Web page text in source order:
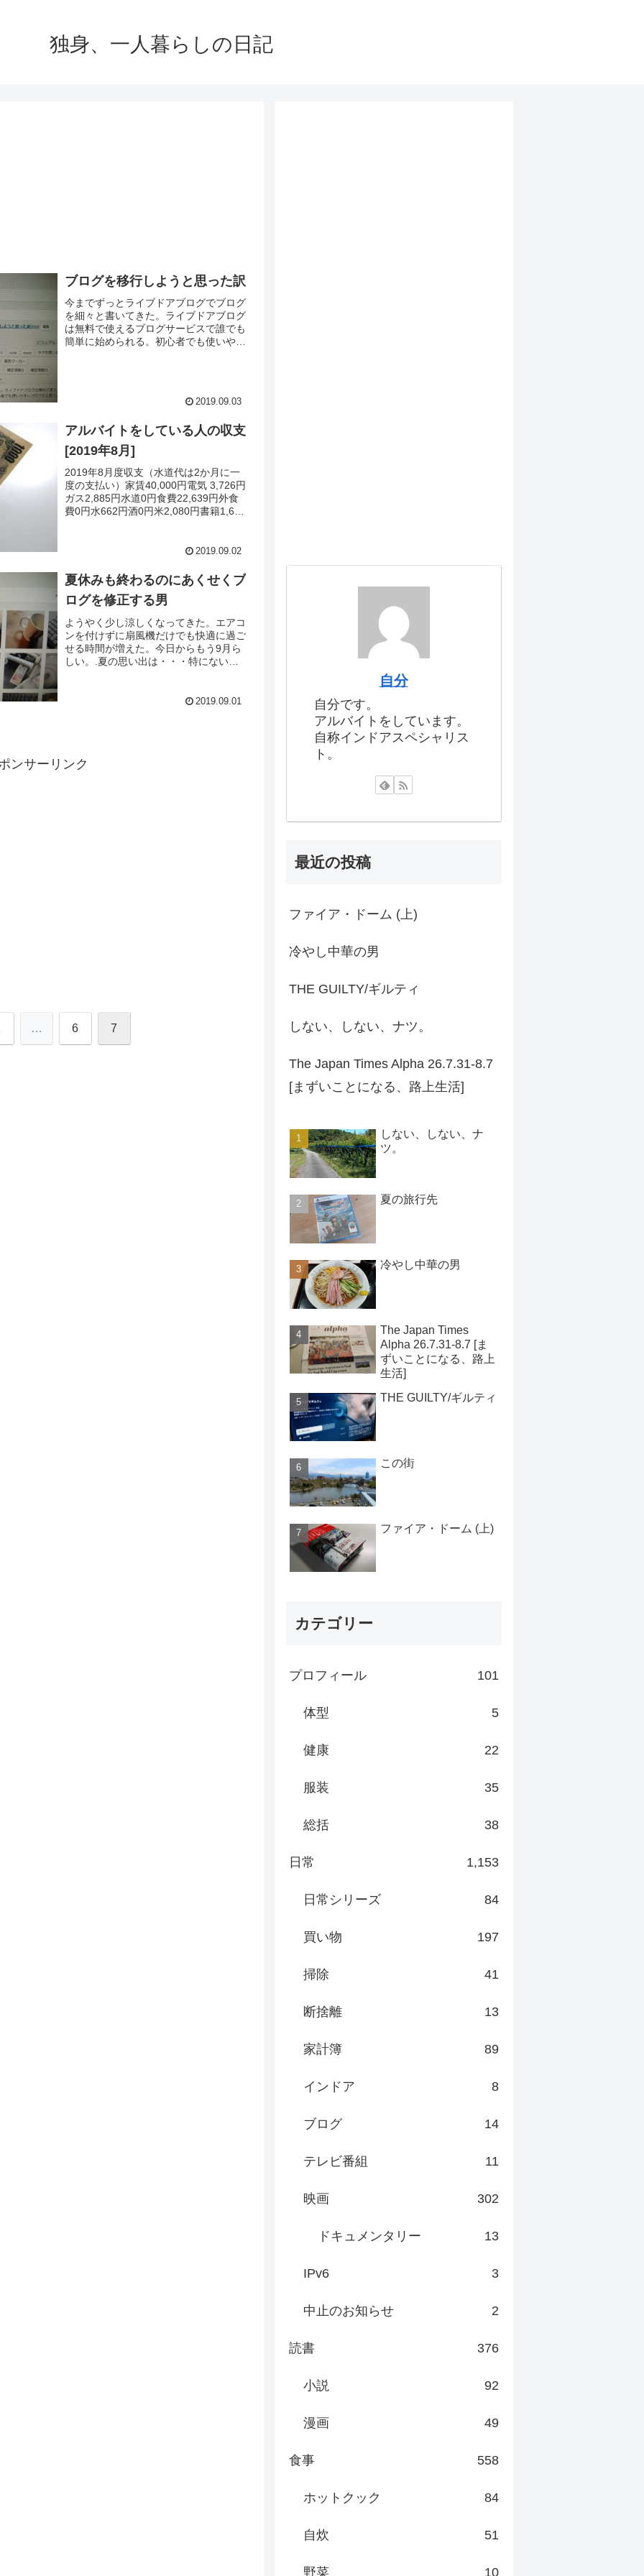
独身、一人暮らしの日記
ブログを移行しようと思った訳
今までずっとライブドアブログでブログ
を細々と書いてきた。ライブドアブログ
は無料で使えるブログサービスで誰でも
簡単に始められる。初心者でも使いやす
いたら有料に移行しようと決めたのだ。
り続ける自信が無かったのだ。.調子
に...
2019.09.03
アルバイトをしている人の収支
[2019年8月]
2019年8月度収支（水道代は2か月に一
度の支払い）家賃40,000円電気 3,726円
ガス2,885円水道0円食費22,639円外食
費0円水662円酒0円米2,080円書籍1,664
引き落としは、Tシャツ（5,500円ほ
費はこれまたスイカのおっさんだった割
にはそれほど多く...
2019.09.02
夏休みも終わるのにあくせくブ
ログを修正する男
ようやく少し涼しくなってきた。エアコ
ンを付けずに扇風機だけでも快適に過ご
せる時間が増えた。今日からもう9月ら
しい。.夏の思い出は・・・特にない。.
とくらいか。これだけは胸を張ってやり
直...
2019.09.01
ンサーリンク
… 6 7
自分
自分です。
アルバイトをしています。
自称インドアスペシャリス
ト。
最近の投稿
ファイア・ドーム (上)
冷やし中華の男
THE GUILTY/ギルティ
しない、しない、ナツ。
The Japan Times Alpha 26.7.31-8.7
[まずいことになる、路上生活]
しない、しない、ナ
ツ。
夏の旅行先
冷やし中華の男
The Japan Times
Alpha 26.7.31-8.7 [ま
ずいことになる、路上
生活]
THE GUILTY/ギルティ
この街
ファイア・ドーム (上)
カテゴリー
プロフィール 101
体型 5
健康 22
服装 35
総括 38
日常 1,153
日常シリーズ 84
買い物 197
掃除 41
断捨離 13
家計簿 89
インドア 8
ブログ 14
テレビ番組 11
映画 302
ドキュメンタリー 13
IPv6 3
中止のお知らせ 2
読書 376
小説 92
漫画 49
食事 558
ホットクック 84
自炊 51
野菜 10